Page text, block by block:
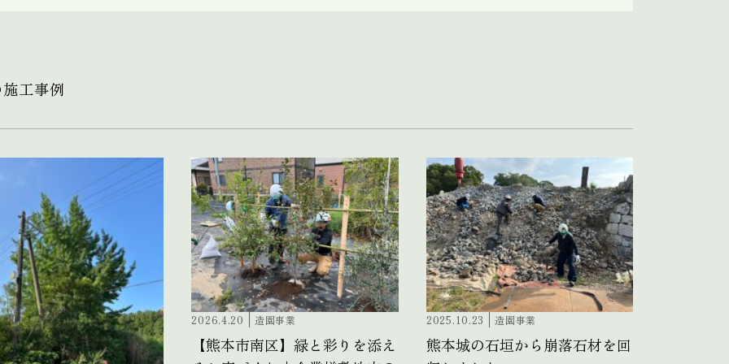
工事例
2026.4.20 造園事業
【熊本市南区】緑と彩りを添え
2025.10.23 造園事業
熊本城の石垣から崩落石材を回